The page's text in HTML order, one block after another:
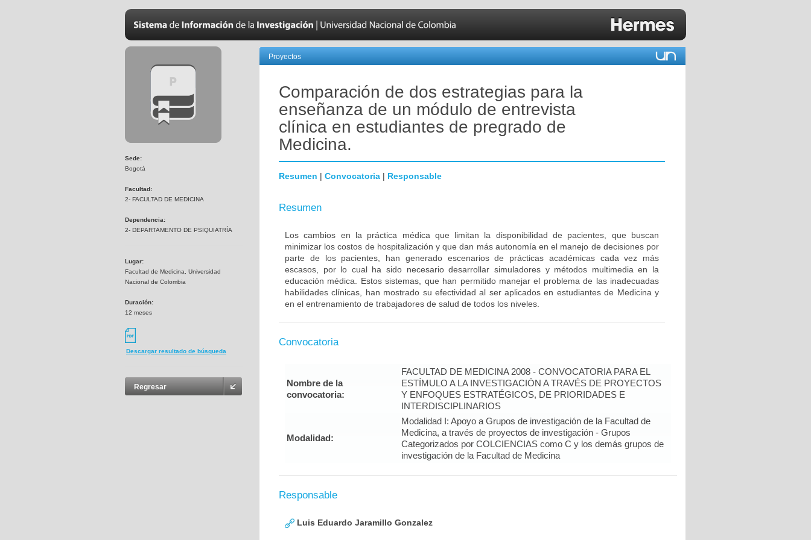
Sede:
Bogotá
Facultad:
2- FACULTAD DE MEDICINA
Dependencia:
2- DEPARTAMENTO DE PSIQUIATRÍA
Lugar:
Facultad de Medicina, Universidad
Nacional de Colombia
Duración:
12 meses
Descargar resultado de búsqueda
Regresar
Proyectos
Comparación de dos estrategias para la
enseñanza de un módulo de entrevista
clínica en estudiantes de pregrado de
Medicina.
Resumen | Convocatoria | Responsable
Resumen
Los cambios en la práctica médica que limitan la disponibilidad de pacientes, que buscan
minimizar los costos de hospitalización y que dan más autonomía en el manejo de decisiones por
parte de los pacientes, han generado escenarios de prácticas académicas cada vez más
escasos, por lo cual ha sido necesario desarrollar simuladores y métodos multimedia en la
educación médica. Estos sistemas, que han permitido manejar el problema de las inadecuadas
habilidades clínicas, han mostrado su efectividad al ser aplicados en estudiantes de Medicina y
en el entrenamiento de trabajadores de salud de todos los niveles.
Convocatoria
Nombre de la
convocatoria:
FACULTAD DE MEDICINA 2008 - CONVOCATORIA PARA EL
ESTÍMULO A LA INVESTIGACIÓN A TRAVÉS DE PROYECTOS
Y ENFOQUES ESTRATÉGICOS, DE PRIORIDADES E
INTERDISCIPLINARIOS
Modalidad:
Modalidad I: Apoyo a Grupos de investigación de la Facultad de
Medicina, a través de proyectos de investigación - Grupos
Categorizados por COLCIENCIAS como C y los demás grupos de
investigación de la Facultad de Medicina
Responsable
Luis Eduardo Jaramillo Gonzalez